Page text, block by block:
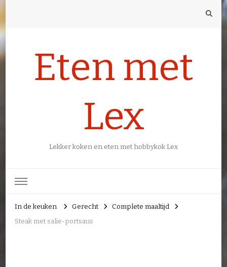
Eten met
Lex
Lekker koken en eten met hobbykok Lex
In de keuken Gerecht
Complete maaltijd
Steak met salie-portsaus